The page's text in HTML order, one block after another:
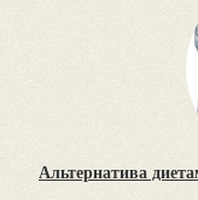
Альтернатива